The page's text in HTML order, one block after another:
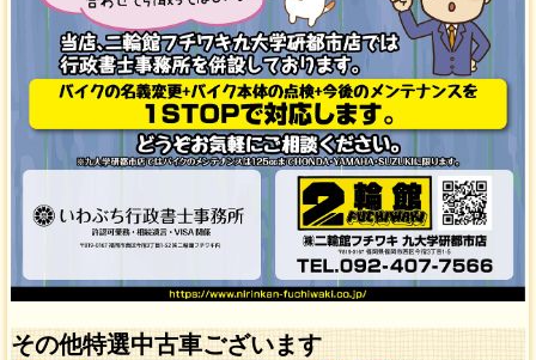
その他特選中古車ございます